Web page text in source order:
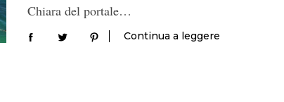
Chiara del portale…
Continua a leggere